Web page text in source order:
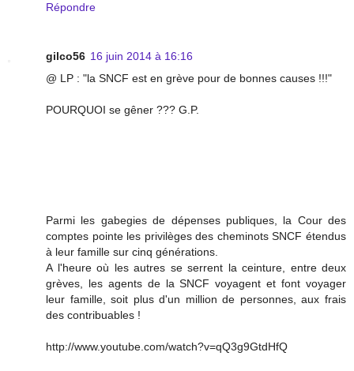
Répondre
gilco56 16 juin 2014 à 16:16
@ LP : "la SNCF est en grève pour de bonnes causes !!!"
POURQUOI se gêner ??? G.P.
Parmi les gabegies de dépenses publiques, la Cour des
comptes pointe les privilèges des cheminots SNCF étendus
à leur famille sur cinq générations.
A l'heure où les autres se serrent la ceinture, entre deux
grèves, les agents de la SNCF voyagent et font voyager
leur famille, soit plus d'un million de personnes, aux frais
des contribuables !
http://www.youtube.com/watch?v=qQ3g9GtdHfQ